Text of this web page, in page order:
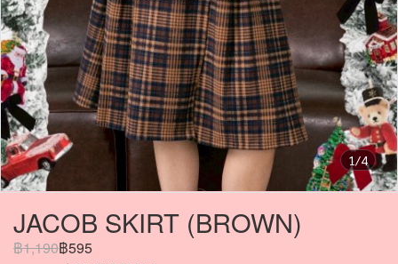
1/4
JACOB SKIRT (BROWN)
฿1,190฿595